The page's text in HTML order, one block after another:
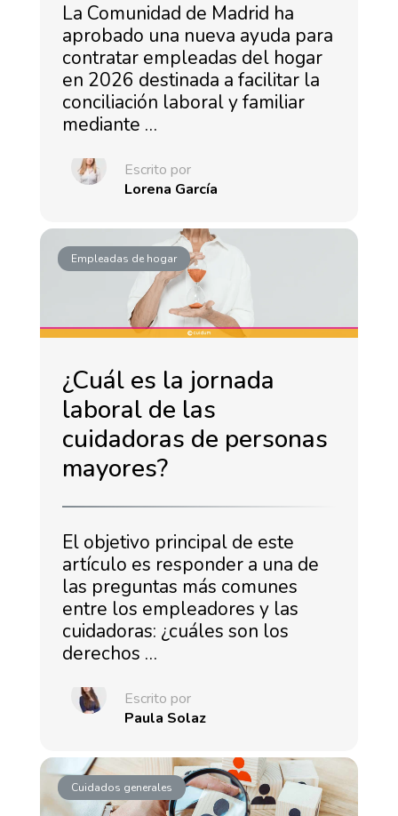
La Comunidad de Madrid ha
aprobado una nueva ayuda para
contratar empleadas del hogar
en 2026 destinada a facilitar la
conciliación laboral y familiar
mediante …
Escrito por
Lorena García
Empleadas de hogar
¿Cuál es la jornada
laboral de las
cuidadoras de personas
mayores?
El objetivo principal de este
artículo es responder a una de
las preguntas más comunes
entre los empleadores y las
cuidadoras: ¿cuáles son los
derechos …
Escrito por
Paula Solaz
Cuidados generales